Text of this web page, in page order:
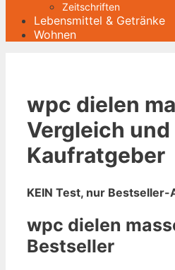
Zeitschriften
Lebensmittel & Getränke
Wohnen
wpc dielen
Vergleich und
Kaufratgeber
KEIN Test, nur
wpc dielen
Bestseller